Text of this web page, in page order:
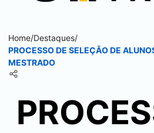
Home/Destaques/
PROCESSO DE SELEÇÃO DE
MESTRADO